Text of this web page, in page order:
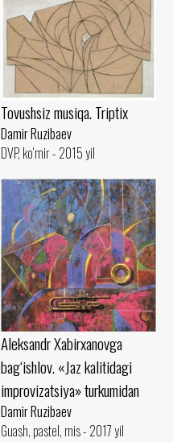
Tovushsiz musiqa. Triptix
Damir Ruzibaev
DVP, ko‘mir - 2015 yil
Aleksandr Xabirxanovga
bag‘ishlov. «Jaz kalitidagi
improvizatsiya» turkumidan
Damir Ruzibaev
Guash, pastel, mis - 2017 yil